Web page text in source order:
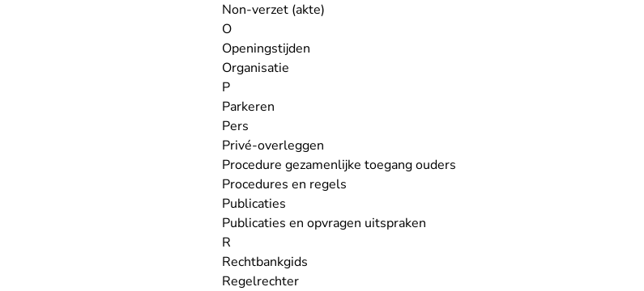
Non-verzet (akte)
O
Openingstijden
Organisatie
P
Parkeren
Pers
Privé-overleggen
Procedure gezamenlijke toegang ouders
Procedures en regels
Publicaties
Publicaties en opvragen uitspraken
R
Rechtbankgids
Regelrechter